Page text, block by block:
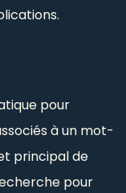
pour
à un mot-
principal de
pour